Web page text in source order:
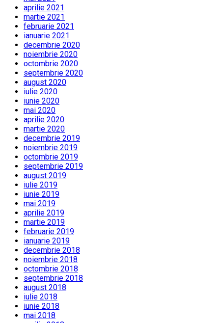
aprilie 2021
martie 2021
februarie 2021
ianuarie 2021
decembrie 2020
noiembrie 2020
octombrie 2020
septembrie 2020
august 2020
iulie 2020
iunie 2020
mai 2020
aprilie 2020
martie 2020
decembrie 2019
noiembrie 2019
octombrie 2019
septembrie 2019
august 2019
iulie 2019
iunie 2019
mai 2019
aprilie 2019
martie 2019
februarie 2019
ianuarie 2019
decembrie 2018
noiembrie 2018
octombrie 2018
septembrie 2018
august 2018
iulie 2018
iunie 2018
mai 2018